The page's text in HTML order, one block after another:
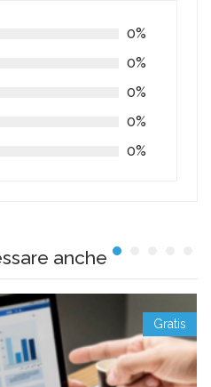
0%
0%
0%
0%
0%
anche
Gratis